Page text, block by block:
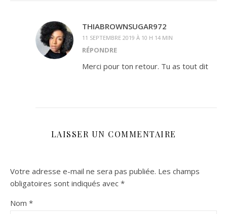
THIABROWNSUGAR972
11 SEPTEMBRE 2019 À 10 H 14 MIN
RÉPONDRE
Merci pour ton retour. Tu as tout dit
LAISSER UN COMMENTAIRE
Votre adresse e-mail ne sera pas publiée. Les champs
obligatoires sont indiqués avec *
Nom *